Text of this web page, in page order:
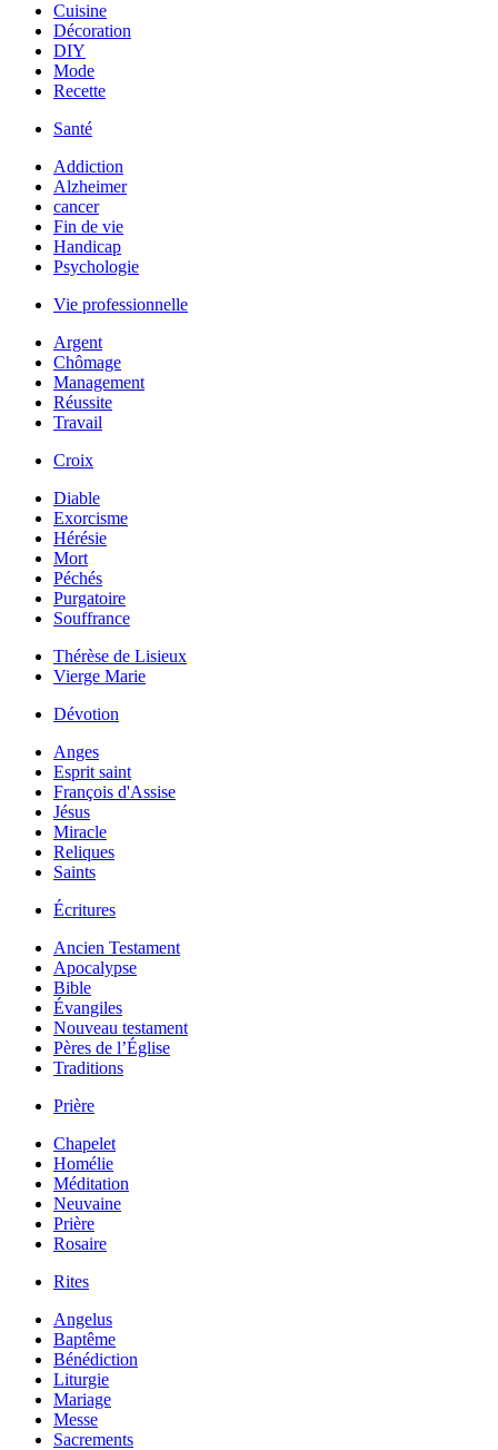
Cuisine
Décoration
DIY
Mode
Recette
Santé
Addiction
Alzheimer
cancer
Fin de vie
Handicap
Psychologie
Vie professionnelle
Argent
Chômage
Management
Réussite
Travail
Croix
Diable
Exorcisme
Hérésie
Mort
Péchés
Purgatoire
Souffrance
Thérèse de Lisieux
Vierge Marie
Dévotion
Anges
Esprit saint
François d'Assise
Jésus
Miracle
Reliques
Saints
Écritures
Ancien Testament
Apocalypse
Bible
Évangiles
Nouveau testament
Pères de l’Église
Traditions
Prière
Chapelet
Homélie
Méditation
Neuvaine
Prière
Rosaire
Rites
Angelus
Baptême
Bénédiction
Liturgie
Mariage
Messe
Sacrements